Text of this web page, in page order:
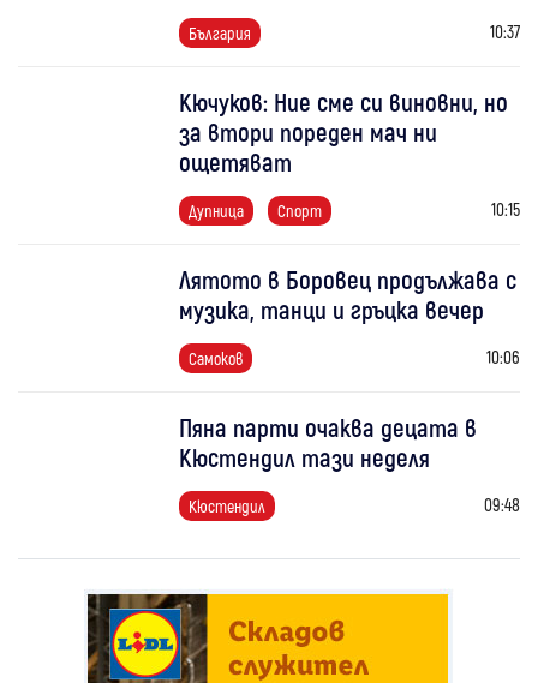
България 10:37
Кючуков: Ние сме си виновни, но
за втори пореден мач ни
ощетяват
Дупница Спорт 10:15
Лятото в Боровец продължава с
музика, танци и гръцка вечер
Самоков 10:06
Пяна парти очаква децата в
Кюстендил тази неделя
Кюстендил 09:48